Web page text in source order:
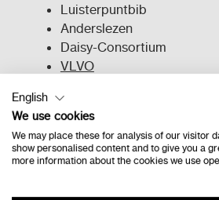
Luisterpuntbib
Anderslezen
Daisy-Consortium
VLVO
Thomas More
Hogeschool PXL
Academic Software
Whizzkids
English
We use cookies
We may place these for analysis of our visitor
show personalised content and to give you a
more information about the cookies we use